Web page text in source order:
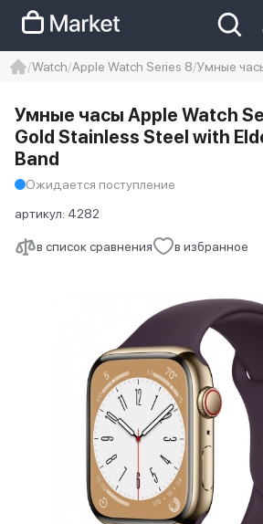
Iphone 14 pro max
айфон 14
Watch Apple Watch Series 8 Умные
в список сравнения в избранное
Умные часы Apple Watch
Gold Stainless Steel with
Band
Ожидается поступление
артикул: 4282